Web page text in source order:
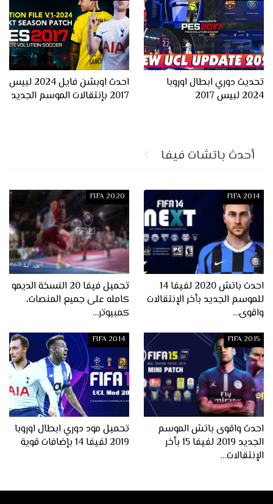
تحديث دوري ابطال اوروبا
2024 لبيس 2017
احدث اوبشن فايل 2024 لبيس
2017 بإنتقالات الموسم الجديد
أحدث باتشات فيفا
FIFA 2014
احدث باتش 2020 لفيفا 14
للموسم الجديد بأخر الإنتقالات
واقوى…
FIFA 2020
تحميل فيفا 20 النسخة الديمو
كامله على جميع المنصات،
كمبيوتر…
FIFA 2015
احدث واقوى باتش الموسم
الجديد 2019 لفيفا 15 بأخر
الإنتقالات…
FIFA 2014
تحميل مود دوري ابطال اوروبا
2019 لفيفا 14 بإضافات قوية